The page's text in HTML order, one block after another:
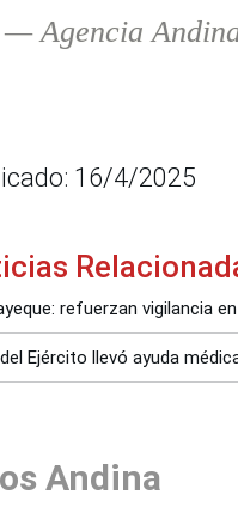
— Agencia
16/4/2025
refuerzan vigilancia
Ejército llevó ayuda
Andina